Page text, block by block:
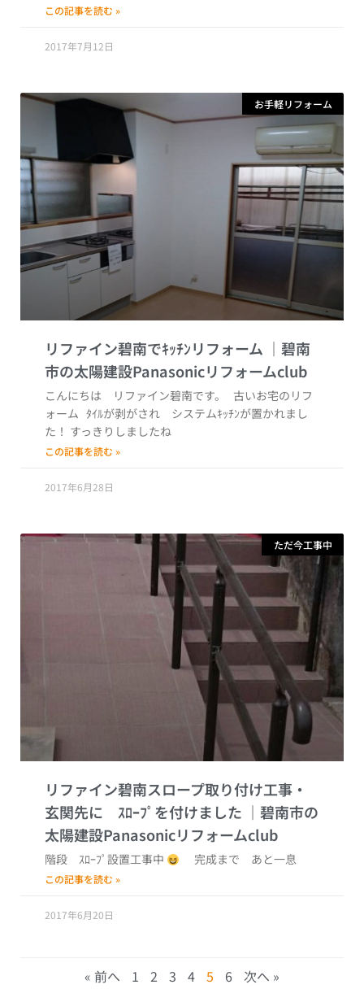
この記事を読む »
2017年7月12日
お手軽リフォーム
リファイン碧南でｷｯﾁﾝリフォーム
こんにちは リファイン碧南です。 古いお宅のリフ
ォーム ﾀｲﾙが剥がされ システムｷｯﾁﾝが置かれまし
た！ すっきりしましたね
この記事を読む »
2017年6月28日
ただ今工事中
リファイン碧南スロープ取り付け工事・
玄関先に ｽﾛｰﾌﾟを付けました
階段 ｽﾛｰﾌﾟ設置工事中 完成まで あと一息
この記事を読む »
2017年6月20日
« 前へ 1 2 3 4 5 6 次へ »